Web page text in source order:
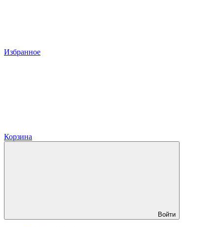
Избранное
Корзина
Войти